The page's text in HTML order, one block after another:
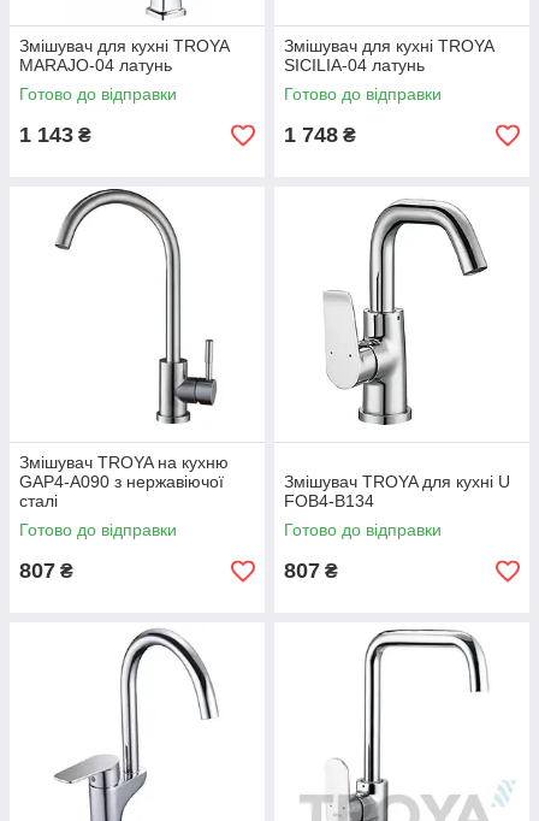
Змішувач для кухні TROYA
MARAJO-04 латунь
Готово до відправки
1 143 ₴
Змішувач для кухні TROYA
SICILIA-04 латунь
Готово до відправки
1 748 ₴
Змішувач TROYA на кухню
GAP4-A090 з нержавіючої
сталі
Готово до відправки
807 ₴
Змішувач TROYA для кухні U
FOB4-B134
Готово до відправки
807 ₴